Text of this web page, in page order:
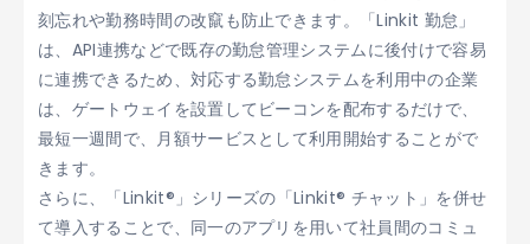
刻忘れや勤務時間の改竄も防止できます。「Linkit 勤怠」
は、API連携などで既存の勤怠管理システムに後付けで容易
に連携できるため、対応する勤怠システムを利用中の企業
は、ゲートウェイを設置してビーコンを配布するだけで、
最短一週間で、月額サービスとして利用開始することがで
きます。
さらに、「Linkit®」シリーズの「Linkit® チャット」を併せ
て導入することで、同一のアプリを用いて社員間のコミュ